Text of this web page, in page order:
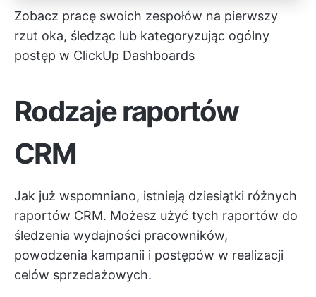
Zobacz pracę swoich zespołów na pierwszy
rzut oka, śledząc lub kategoryzując ogólny
postęp w ClickUp Dashboards
Rodzaje raportów
CRM
Jak już wspomniano, istnieją dziesiątki różnych
raportów CRM. Możesz użyć tych raportów do
śledzenia wydajności pracowników,
powodzenia kampanii i postępów w realizacji
celów sprzedażowych.